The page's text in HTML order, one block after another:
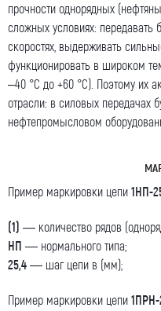
прочности однорядных
сложных условиях:
скоростях, выдерживать
функционировать в широком
–40 °C до +60 °C). Поэтому их
отрасли: в силовых передачах
нефтепромысловом
Пример маркировки цепи 1НП-
(1) — количество рядов
НП — нормального типа;
25,4 — шаг цепи в (мм);
Пример маркировки цепи 1ПРН-
Номер телефона
Ваш e-
данных (ФИО/